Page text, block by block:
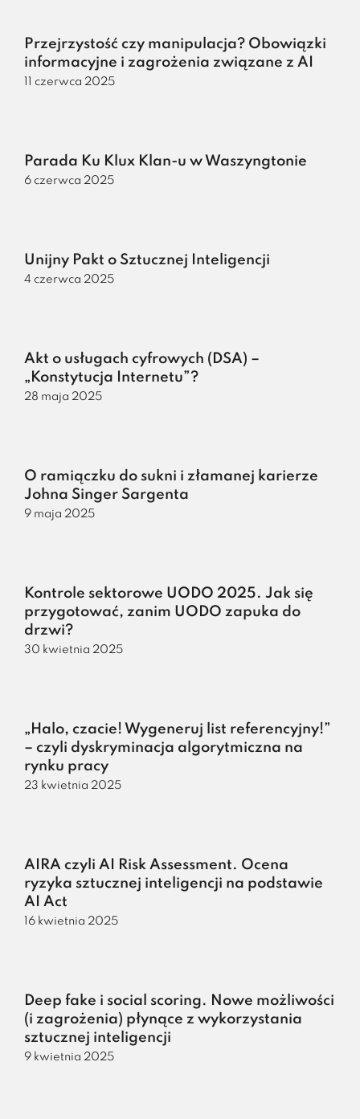
Przejrzystość czy manipulacja? Obowiązki
informacyjne i zagrożenia związane z AI
11 czerwca 2025
Parada Ku Klux Klan-u w Waszyngtonie
6 czerwca 2025
Unijny Pakt o Sztucznej Inteligencji
4 czerwca 2025
Akt o usługach cyfrowych (DSA) –
„Konstytucja Internetu”?
28 maja 2025
O ramiączku do sukni i złamanej karierze
Johna Singer Sargenta
9 maja 2025
Kontrole sektorowe UODO 2025. Jak się
przygotować, zanim UODO zapuka do
drzwi?
30 kwietnia 2025
„Halo, czacie! Wygeneruj list referencyjny!”
– czyli dyskryminacja algorytmiczna na
rynku pracy
23 kwietnia 2025
AIRA czyli AI Risk Assessment. Ocena
ryzyka sztucznej inteligencji na podstawie
AI Act
16 kwietnia 2025
Deep fake i social scoring. Nowe możliwości
(i zagrożenia) płynące z wykorzystania
sztucznej inteligencji
9 kwietnia 2025